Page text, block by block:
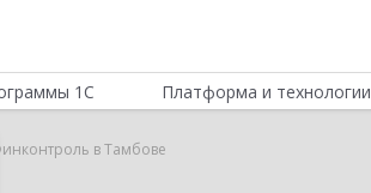
1С Платформа и технологии
в Тамбове